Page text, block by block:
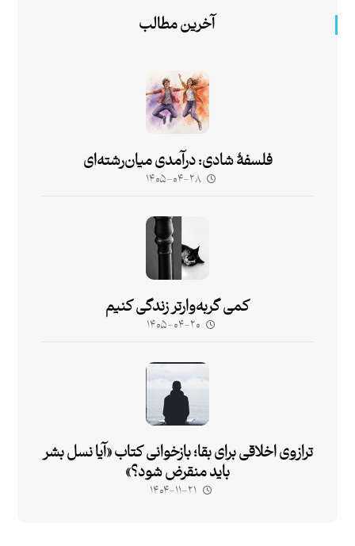
آخرین مطالب
فلسفۀ شادی: درآمدی میان‌رشته‌ای
۱۴۰۵-۰۴-۲۸
کمی گربه‌وارتر زندگی کنیم
۱۴۰۵-۰۴-۲۰
ترازوی اخلاقی برای بقا؛ بازخوانی کتاب «آیا نسل بشر
باید منقرض شود؟»
۱۴۰۴-۱۱-۲۱